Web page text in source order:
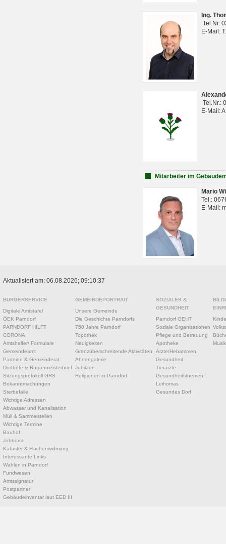
Ing.
Tel.Nr.
E-Mail:
Tel.Nr.:
E-Mail:
Mitarbeiter im
Mario
Tel.:
E-Mail:
Aktualisiert am: 06.08.2026; 09:10:37
BÜRGERSERVICE
Digitale Amtstafel
ÖEK Parndorf
PARNDORF HILFT
CORONA
Amtshelfer/ Formulare
Gemeindeamt
Parteien & Gemeinderat
Dorfbote & Bürgermeisterbrief
Sitzungsprotokoll GRS
Bekanntmachungen
Sterbefälle
Wichtige Adressen
Abwasser und Kanalisation
Müll & Sammelstellen
Wichtige Termine
Bauhof
Jobbörse
Kataster & Flächenwidmung
Interessante Links
Wahlen in Parndorf
Fundwesen
Amtssignatur
Postpartner
Gebäudeinventar laut EED III
GEMEINDEPORTRAIT
Unsere Gemeinde
Die Geschichte Parndorfs
750 Jahre Parndorf
Topothek
Neuigkeiten
Grenzüberschreitende Aktivitäten
Ahnengalerie
Jubiläen
Religionen in Parndorf
SOZIALES &
GESUNDHEIT
Parndorf GEHT
Soziale Organisationen
Pflege und Betreuung
Apotheke
Ärzte/Hebammen
Gesundheit
Tierärzte
Gesundheitsthemen
Leihomas
Gesundes Dorf